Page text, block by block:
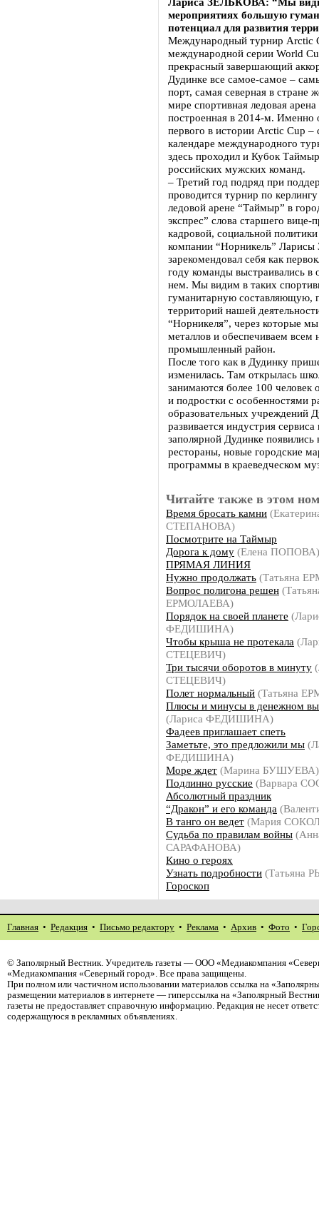
мероприятиях большую
потенциал для развития
Международный турнир Arctic
международной серии World
прекрасный завершающий
Дудинке все самое-самое –
порт, самая северная в стране
мире спортивная ледовая
построенная в 2014-м. Именно
первого в истории Arctiс Cup
календаре международного
здесь проходил и Кубок
российских мужских команд.
– Третий год подряд при
проводится турнир по
ледовой арене “Таймыр” в
экспрес” слова старшего вице-
кадровой, социальной
компании “Норникель” Ларисы
зарекомендовал себя как
году команды выстраивались в
нем. Мы видим в таких
гуманитарную составляющую,
территорий нашей
“Норникеля”, через которые
металлов и обеспечиваем
промышленный район.
После того как в Дудинку
изменилась. Там открылась
занимаются более 100 человек
и подростки с особенностями
образовательных учреждений
развивается индустрия
заполярной Дудинке
рестораны, новые городские
программы в краеведческом
Читайте также в этом
Время бросать камни
СТЕПАНОВА)
Посмотрите на Таймыр
Дорога к дому (Елена ПОПОВА)
ПРЯМАЯ ЛИНИЯ
Нужно продолжать (Татьяна
Вопрос полигона решен
ЕРМОЛАЕВА)
Порядок на своей планете
ФЕДИШИНА)
Чтобы крыша не протекала
СТЕЦЕВИЧ)
Три тысячи оборотов в минуту
СТЕЦЕВИЧ)
Полет нормальный (Татьяна
Плюсы и минусы в денежном
(Лариса ФЕДИШИНА)
Фадеев приглашает спеть
Заметьте, это предложили мы
ФЕДИШИНА)
Море ждет (Марина БУШУЕВА)
Подлинно русские (Варвара
Абсолютный праздник
“Дракон” и его команда
В танго он ведет (Мария
Судьба по правилам войны
САРАФАНОВА)
Кино о героях
Узнать подробности (Татьяна
Гороскоп
Главная • Редакция • Письмо редактору • Реклама • Архив • Фото •
© Заполярный Вестник. Учредитель газеты — ООО «Медиакомпания
«Медиакомпания «Северный город». Все права защищены.
При полном или частичном использовании материалов ссылка на
размещении материалов в интернете — гиперссылка на «Заполярный
газеты не предоставляет справочную информацию. Редакция не несет
содержащуюся в рекламных объявлениях.